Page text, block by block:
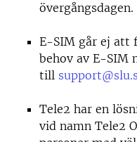
övergångsdagen.
E-SIM går ej att
behov av E-SIM
till
Tele2 har en
vid namn Tele2